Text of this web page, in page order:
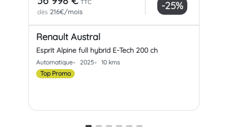
TTC
dès 216€/mois -25%
Renault Austral
Esprit Alpine full hybrid E-Tech 200 ch
Automatique 2025
10 kms
Top Promo